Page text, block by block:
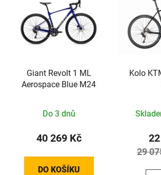
Giant Revolt 1 ML
Aerospace Blue M24
Do 3 dnů
40 269 Kč
DO KOŠÍKU
Kolo
29